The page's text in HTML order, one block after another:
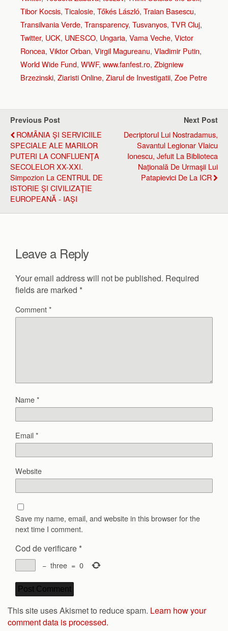
Tibor Kocsis, Ticalosie, Tőkés László, Traian Basescu,
Transilvania Verde, Transparency, Tusvanyos, TVR Cluj,
Twitter, UCK, UNESCO, Ungaria, Vama Veche, Victor
Roncea, Viktor Orban, Virgil Magureanu, Vladimir Putin,
World Wide Fund, WWF, www.fanfest.ro, Zbigniew
Brzezinski, Ziaristi Online, Ziarul de Investigatii, Zoe Petre
Previous Post
ROMÂNIA ŞI SERVICIILE
SPECIALE ALE MARILOR
PUTERI LA CONFLUENŢA
SECOLELOR XX-XXI.
Simpozion La CENTRUL DE
ISTORIE ŞI CIVILIZAŢIE
EUROPEANĂ - IAŞI
Next Post
Decriptorul Lui Nostradamus,
Savantul Legionar Vlaicu
Ionescu, Jefuit La Biblioteca
Naţională De Urmaşii Lui
Patapievici De La ICR
Leave a Reply
Your email address will not be published. Required
fields are marked *
Comment*
Name*
Email*
Website
Save my name, email, and website in this browser for the
next time I comment.
Cod de verificare *
− three = 0
This site uses Akismet to reduce spam. Learn how your
comment data is processed.